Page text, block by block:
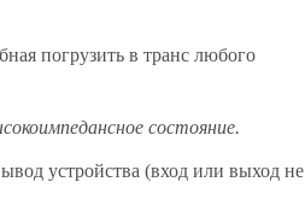
погрузить в транс любого
состояние.
устройства (вход или выход не